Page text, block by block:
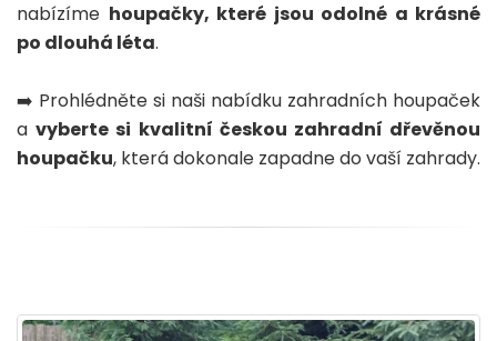
nabízíme houpačky, které jsou odolné a krásné
po dlouhá léta.
➡️ Prohlédněte si naši nabídku zahradních houpaček
avyberte si kvalitní českou zahradní dřevěnou
houpačku, která dokonale zapadne do vaší zahrady.